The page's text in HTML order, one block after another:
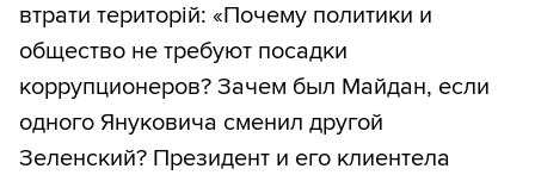
втрати територій: «Почему политики и
общество не требуют посадки
коррупционеров? Зачем был Майдан, если
одного Януковича сменил другой
Зеленский? Президент и его клиентела